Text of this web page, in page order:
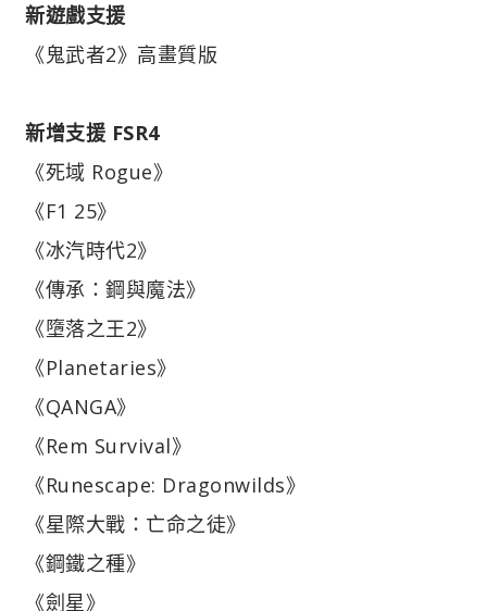
新遊戲支援
《鬼武者2》高畫質版
新增支援 FSR4
《死域 Rogue》
《F1 25》
《冰汽時代2》
《傳承：鋼與魔法》
《墮落之王2》
《Planetaries》
《QANGA》
《Rem Survival》
《Runescape: Dragonwilds》
《星際大戰：亡命之徒》
《鋼鐵之種》
《劍星》